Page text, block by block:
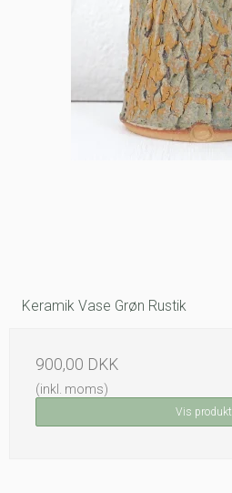
Keramik Vase Grøn Rustik
900,00 DKK
(inkl. moms)
Vis produkt